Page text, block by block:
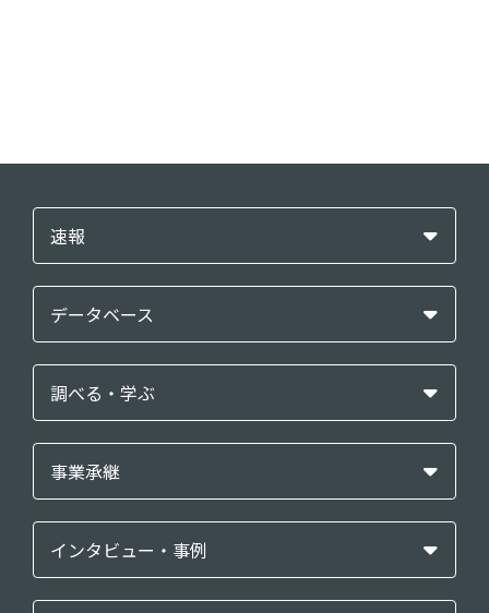
速報
データベース
調べる・学ぶ
事業承継
インタビュー・事例